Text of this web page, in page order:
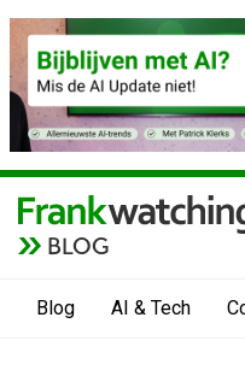
BLOG
Blog AI & Tech